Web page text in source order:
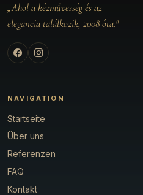
„Ahol a kézművesség és az
elegancia találkozik, 2008 óta."
NAVIGATION
Startseite
Über uns
Referenzen
FAQ
Kontakt